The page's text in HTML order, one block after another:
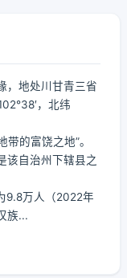
，地处川甘青三省
，北纬
带的富饶之地”。
该自治州下辖县之
9.8万人（2022年
族...